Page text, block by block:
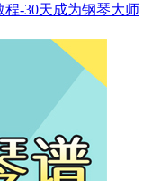
程-30天成为钢琴大师